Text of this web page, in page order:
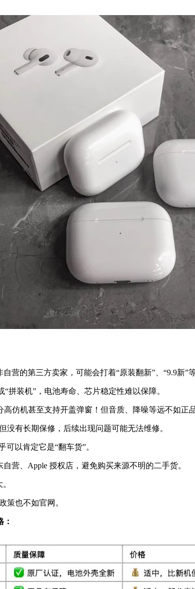
营的第三方卖家，可能会打着“原装翻新”、“9.9新”
拼装机”，电池寿命、芯片稳定性难以保障。
仿机甚至支持开盖弹窗！但音质、降噪等远不如正品
有长期保修，后续出现问题可能无法维修。
以肯定它是“翻车货”。
营、Apple 授权店，避免购买来源不明的二手货。
策也不如官网。